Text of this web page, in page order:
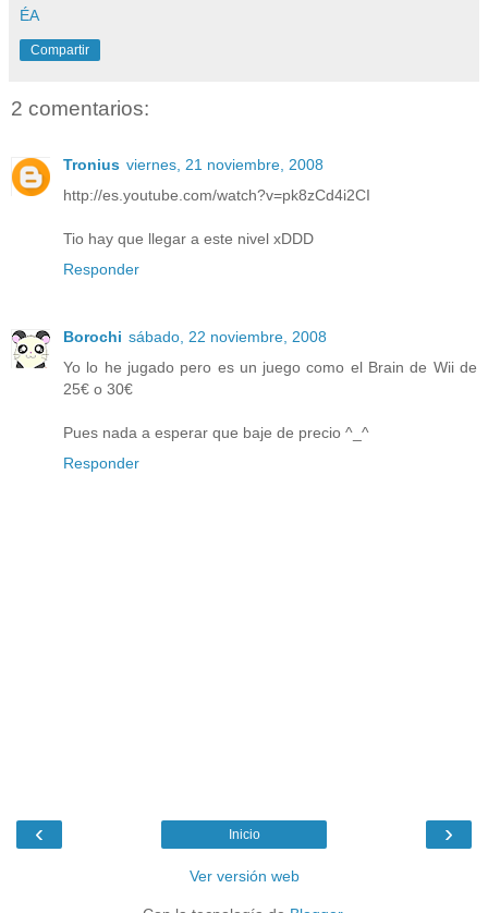
ÉA
Compartir
2 comentarios:
Tronius viernes, 21 noviembre, 2008
http://es.youtube.com/watch?v=pk8zCd4i2CI
Tio hay que llegar a este nivel xDDD
Responder
Borochi sábado, 22 noviembre, 2008
Yo lo he jugado pero es un juego como el Brain de Wii de
25€ o 30€
Pues nada a esperar que baje de precio ^_^
Responder
‹ ›
Inicio
Ver versión web